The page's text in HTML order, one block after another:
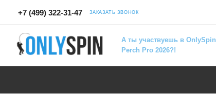
+7 (499) 322-31-47 ЗАКАЗАТЬ ЗВОНОК
А ты участвуешь в OnlySpin
Perch Pro 2026?!